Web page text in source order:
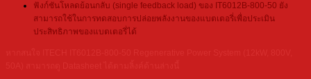
ฟังก์ชันโหลดย้อนกลับ (single feedback load) ของ IT6012B-800-50 ยัง
สามารถใช้ในการทดสอบการปล่อยพลังงานของแบตเตอรี่เพื่อประเมิน
ประสิทธิภาพของแบตเตอรี่ได้